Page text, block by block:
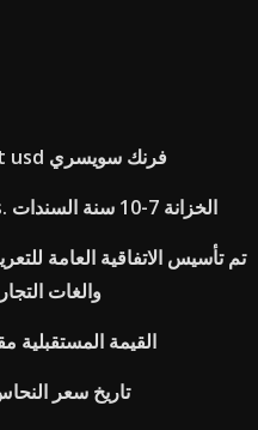
Cours spot usd فرنك سويسري
Yuanta u.s. الخزانة 7-10 سنة السندات
تم تأسيس الاتفاقية العامة
والغات
القيمة
تاريخ سعر النحاس 10